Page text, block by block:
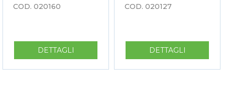
020160
DETTAGLI
LS
100%
020127
DETTAGLI
LS